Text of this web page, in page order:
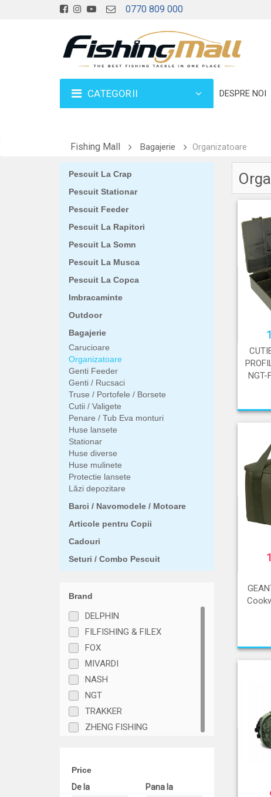
0770 809 000
CATEGORII DESPRE NOI
Fishing Mall Bagajerie Organizatoare
Pescuit La Crap
Pescuit Stationar
Pescuit Feeder
Pescuit La Rapitori
Pescuit La Somn
Pescuit La Musca
Pescuit La Copca
Imbracaminte
Outdoor
Bagajerie
Carucioare
Organizatoare
Genti Feeder
Genti / Rucsaci
Truse / Portofele / Borsete
Cutii / Valigete
Penare / Tub Eva monturi
Huse lansete
Stationar
Huse diverse
Huse mulinete
Protectie lansete
Lăzi depozitare
Barci / Navomodele / Motoare
Articole pentru Copii
Cadouri
Seturi / Combo Pescuit
Brand
DELPHIN
FILFISHING & FILEX
FOX
MIVARDI
NASH
NGT
TRAKKER
ZHENG FISHING
Price
De la
Pana la
NGT-